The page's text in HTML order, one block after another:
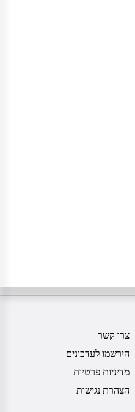
צרו קשר
הירשמו לעדכונים
מדיניות פרטיות
הצהרת נגישות